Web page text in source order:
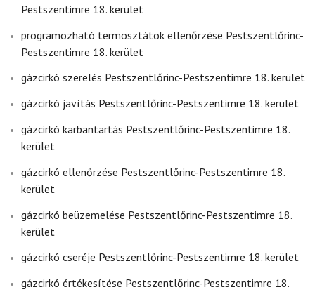
Pestszentimre 18. kerület
programozható termosztátok ellenőrzése Pestszentlőrinc-
Pestszentimre 18. kerület
gázcirkó szerelés Pestszentlőrinc-Pestszentimre 18. kerület
gázcirkó javítás Pestszentlőrinc-Pestszentimre 18. kerület
gázcirkó karbantartás Pestszentlőrinc-Pestszentimre 18.
kerület
gázcirkó ellenőrzése Pestszentlőrinc-Pestszentimre 18.
kerület
gázcirkó beüzemelése Pestszentlőrinc-Pestszentimre 18.
kerület
gázcirkó cseréje Pestszentlőrinc-Pestszentimre 18. kerület
gázcirkó értékesítése Pestszentlőrinc-Pestszentimre 18.